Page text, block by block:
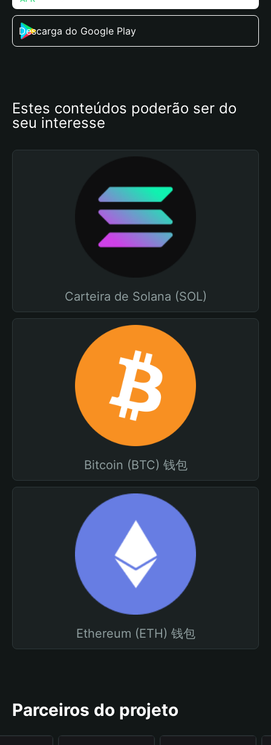
Descarga do Google Play
Estes conteúdos poderão ser do
seu interesse
Carteira de Solana (SOL)
Bitcoin (BTC) 钱包
Ethereum (ETH) 钱包
Parceiros do projeto